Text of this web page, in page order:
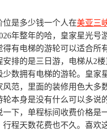
位是多少钱一个人在美亚三
年整年的哈，皇家星光号
得有电梯的游轮可以适合所
安排的是三日游，电梯从2
少数拥有电梯的游轮。皇家
风范，里面的装修用色大多
轮本身是没有什么可以多说
一下，单程标间收费价格是
行程天数花费也不久。喜欢